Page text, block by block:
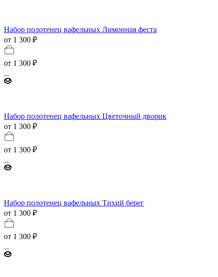
Набор полотенец вафельных Лимонная феста
от 1 300 ₽
от 1 300 ₽
Набор полотенец вафельных Цветочный дворик
от 1 300 ₽
от 1 300 ₽
Набор полотенец вафельных Тихий берег
от 1 300 ₽
от 1 300 ₽